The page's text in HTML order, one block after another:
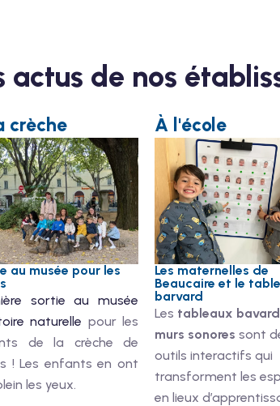
actus de nos
crèche
au musée pour les
sortie au musée
naturelle pour les
de la crèche de
! Les enfants en ont
les yeux.
À l'école
Les maternelles de
Beaucaire et le
barvard
Les tableaux
murs sonores sont
outils interactifs qui
transforment les
en lieux